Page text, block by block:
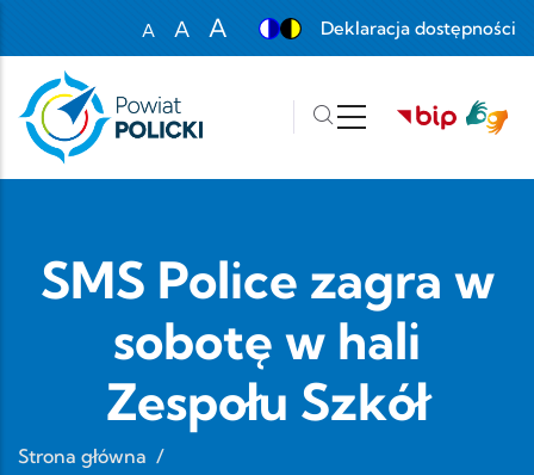
A
Set font size to 100%
A
A
Deklaracja dostępności
SMS Police zagra w
sobotę w hali
Zespołu Szkół
Strona główna /